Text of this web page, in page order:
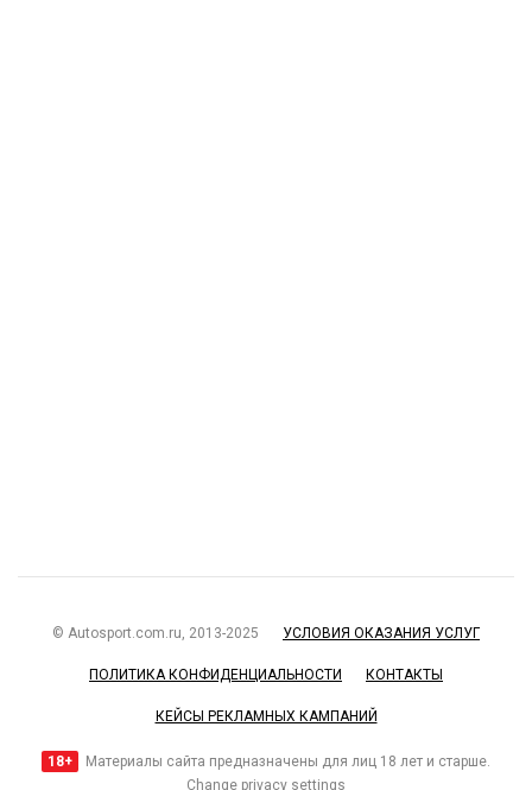
© Autosport.com.ru, 2013-2025 УСЛОВИЯ ОКАЗАНИЯ УСЛУГ
ПОЛИТИКА КОНФИДЕНЦИАЛЬНОСТИ КОНТАКТЫ
КЕЙСЫ РЕКЛАМНЫХ КАМПАНИЙ
18+
Материалы сайта предназначены для лиц 18 лет и старше.
Change privacy settings